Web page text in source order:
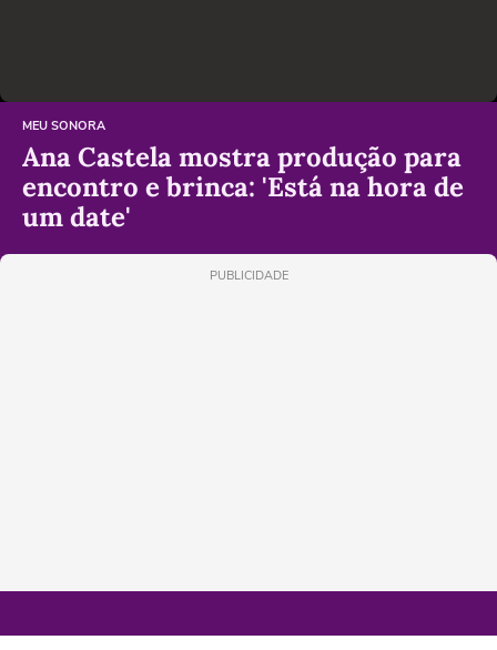
MEU SONORA
Ana Castela mostra produção para
encontro e brinca: 'Está na hora de
um date'
PUBLICIDADE